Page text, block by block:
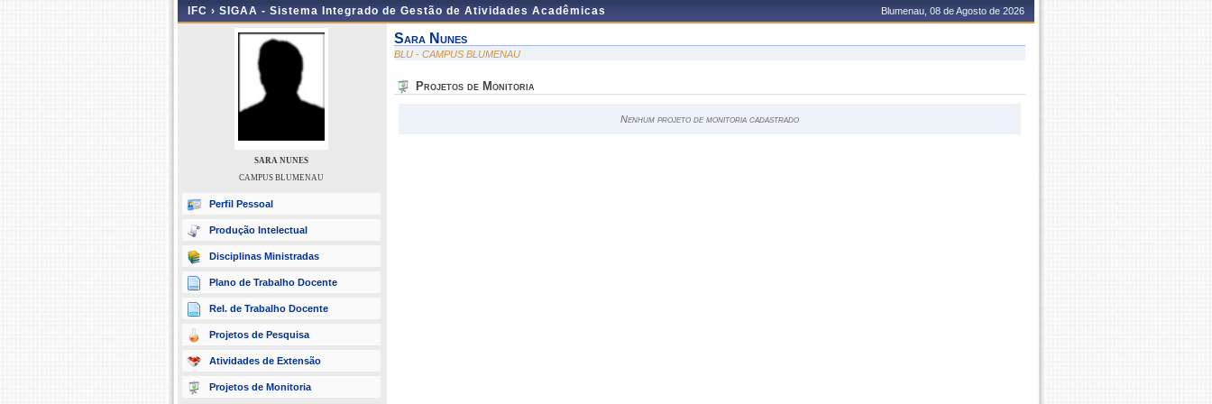
IFC › SIGAA - Sistema Integrado de Gestão de Atividades Acadêmicas Blumenau, 08 de Agosto de 2026
SARA NUNES
CAMPUS BLUMENAU
Perfil Pessoal
Produção Intelectual
Disciplinas Ministradas
Plano de Trabalho Docente
Rel. de Trabalho Docente
Projetos de Pesquisa
Atividades de Extensão
Projetos de Monitoria
Sara Nunes
BLU - CAMPUS BLUMENAU
Projetos de Monitoria
Nenhum projeto de monitoria cadastrado